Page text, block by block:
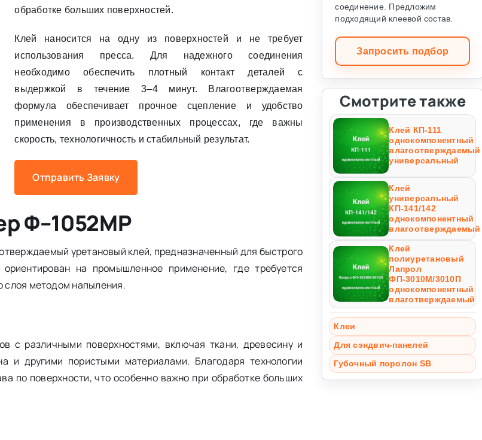
обработке больших поверхностей.
Клей наносится на одну из поверхностей и не требует
использования пресса. Для надежного соединения
необходимо обеспечить плотный контакт деталей с
выдержкой в течение 3–4 минут. Влагоотверждаемая
формула обеспечивает прочное сцепление и удобство
применения в производственных процессах, где важны
скорость, технологичность и стабильный результат.
Отправить Заявку
Ф–1052МР
уретановый клей, предназначенный для быстрого
на промышленное применение, где требуется
слоя методом напыления.
с различными поверхностями, включая ткани, древесину и
другими пористыми материалами. Благодаря технологии
по поверхности, что особенно важно при обработке больших
соединение. Предложим
подходящий клеевой состав.
Запросить подбор
Смотрите также
Клей КП-111
однокомпонентный
влагоотверждаемый
универсальный
Клей
универсальный
КП-141/142
однокомпонентный
влагоотверждаемый
Клей
полиуретановый
Лапрол
ФП-3010М/3010П
однокомпонентный
влаготверждаемый
Клеи
Для сэндвич-панелей
Губочный поролон SB